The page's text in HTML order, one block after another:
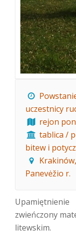
uczestnicy
rejon
tablica /
bitew i
Panevėžio r.
zwieńczony
litewskim.